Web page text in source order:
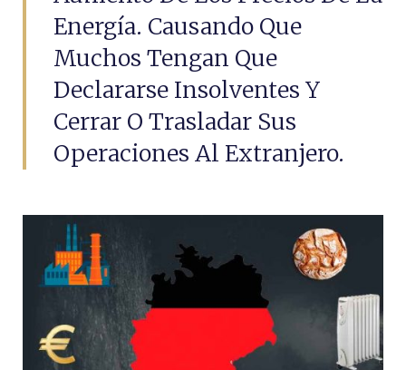
Energía. Causando Que
Muchos Tengan Que
Declararse Insolventes Y
Cerrar O Trasladar Sus
Operaciones Al Extranjero.